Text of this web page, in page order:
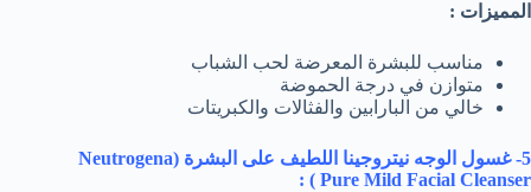
المميزات :
مناسب للبشرة المعرضة لحب الشباب
متوازن في درجة الحموضة
خالي من البارابين والفثالات والكبريتات
5- غسول الوجه نيتروجينا اللطيف على البشرة (
Neutrogena
Pure Mild Facial Cleanser
) :